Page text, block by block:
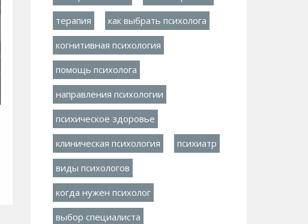
терапия как выбрать психолога
когнитивная психология
помощь психолога
направления психологии
психическое здоровье
клиническая психология психиатр
виды психологов
когда нужен психолог
выбор специалиста